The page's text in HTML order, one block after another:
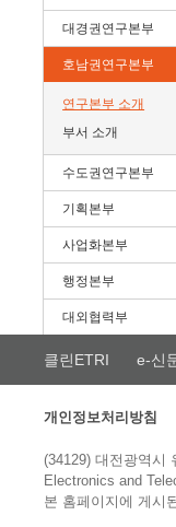
대경권연구본부
호남권연구본부
연구본부 소개
부서 소개
수도권연구본부
기획본부
사업화본부
행정본부
대외협력부
클린ETRI e-신
개인정보처리방침
(34129) 대전광역시
Electronics and
본 홈페이지에 게시